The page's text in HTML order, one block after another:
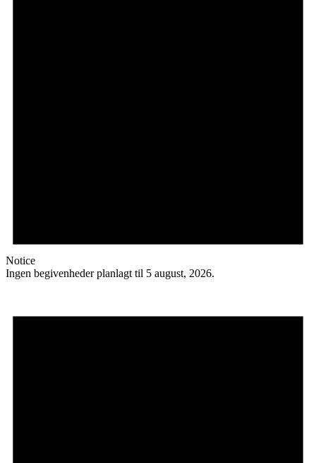
Notice
Ingen begivenheder planlagt til 5 august, 2026.